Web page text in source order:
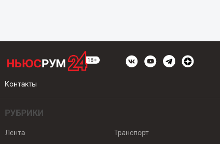
Контакты
РУБРИКИ
Лента Транспорт